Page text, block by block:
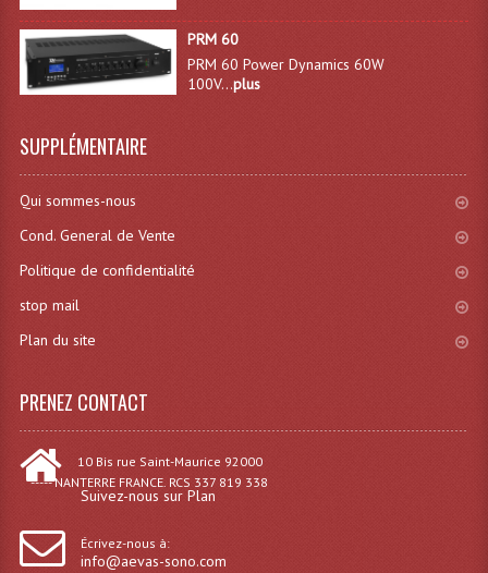
Notre Stock B
CRÉER UN COMPTE
PRM 60
PRM 60 Power Dynamics 60W
100V...plus
SUPPLÉMENTAIRE
Qui sommes-nous
Cond. General de Vente
Politique de confidentialité
stop mail
Plan du site
PRENEZ CONTACT
10 Bis rue Saint-Maurice 92000
----- NANTERRE FRANCE. RCS 337 819 338
Suivez-nous sur Plan
Écrivez-nous à:
info@aevas-sono.com